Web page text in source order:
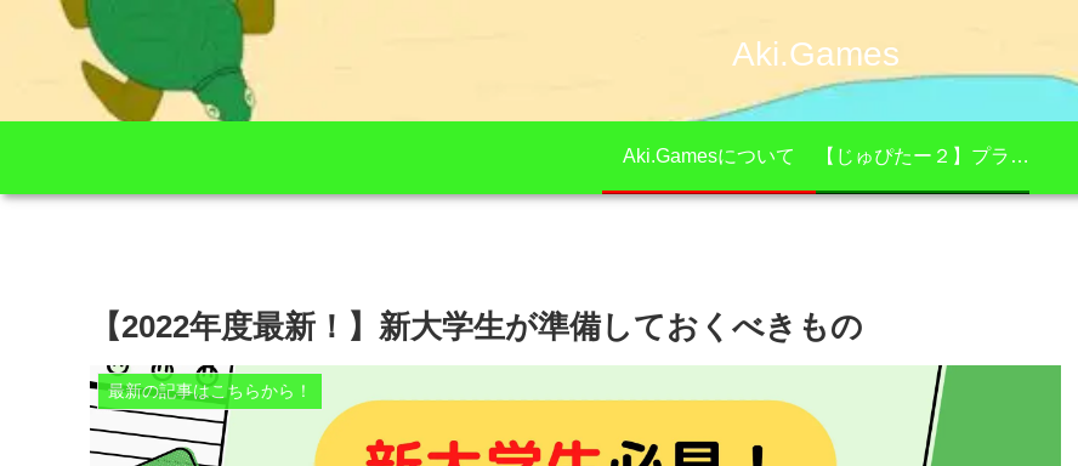
Aki.Games
Aki.Gamesについて 【じゅぴたー２】プライバシーポリシー
【2022年度最新！】新大学生が準備しておくべきもの
最新の記事はこちらから！